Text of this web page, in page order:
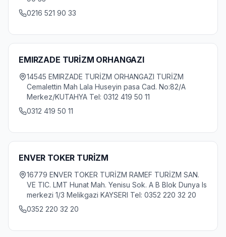
0216 521 90 33
EMIRZADE TURİZM ORHANGAZI
14545 EMIRZADE TURİZM ORHANGAZI TURİZM
Cemalettin Mah Lala Huseyin pasa Cad. No:82/A
Merkez/KUTAHYA Tel: 0312 419 50 11
0312 419 50 11
ENVER TOKER TURİZM
16779 ENVER TOKER TURİZM RAMEF TURİZM SAN.
VE TIC. LMT Hunat Mah. Yenisu Sok. A B Blok Dunya Is
merkezi 1/3 Melikgazi KAYSERI Tel: 0352 220 32 20
0352 220 32 20